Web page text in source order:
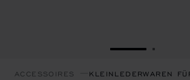
ZUR FOLIE
ZUR
ACCESSOIRES KLEINLEDERWAREN